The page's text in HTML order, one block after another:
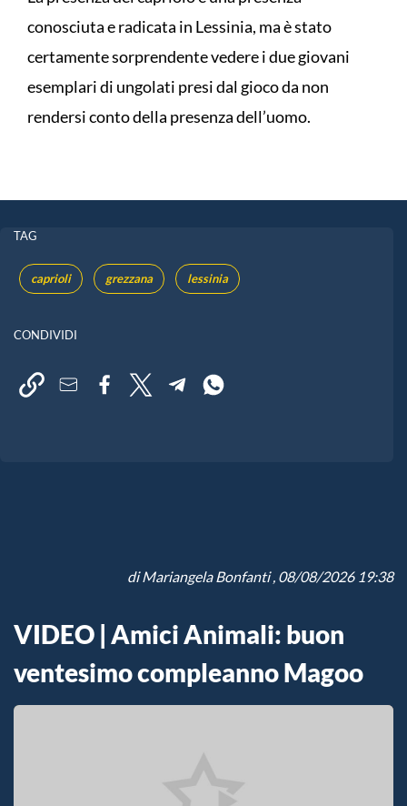
conosciuta e radicata in Lessinia, ma è stato
certamente sorprendente vedere i due giovani
esemplari di ungolati presi dal gioco da non
rendersi conto della presenza dell’uomo.
TAG
caprioli grezzana lessinia
CONDIVIDI
diMariangela Bonfanti, 08/08/2026 19:38
VIDEO | Amici Animali: buon
ventesimo compleanno Magoo